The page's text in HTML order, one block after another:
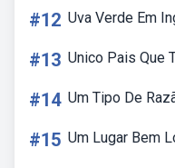
#12 Uva Verde Em
#13 Unico Pais Que
#14 Um Tipo De
#15 Um Lugar Bem